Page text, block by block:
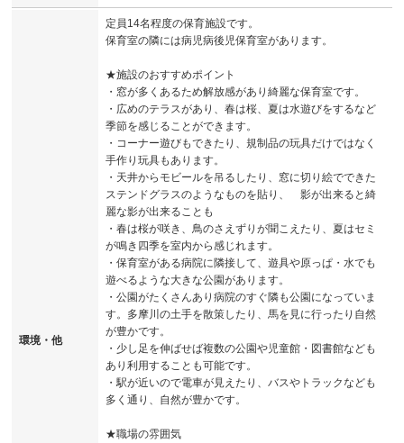
環境・他
定員14名程度の保育施設です。
保育室の隣には病児病後児保育室があります。
★施設のおすすめポイント
・窓が多くあるため解放感があり綺麗な保育室です。
・広めのテラスがあり、春は桜、夏は水遊びをするなど
季節を感じることができます。
・コーナー遊びもできたり、規制品の玩具だけではなく
手作り玩具もあります。
・天井からモビールを吊るしたり、窓に切り絵でできた
ステンドグラスのようなものを貼り、 影が出来ると綺
麗な影が出来ることも
・春は桜が咲き、鳥のさえずりが聞こえたり、夏はセミ
が鳴き四季を室内から感じれます。
・保育室がある病院に隣接して、遊具や原っぱ・水でも
遊べるような大きな公園があります。
・公園がたくさんあり病院のすぐ隣も公園になっていま
す。多摩川の土手を散策したり、馬を見に行ったり自然
が豊かです。
・少し足を伸ばせば複数の公園や児童館・図書館なども
あり利用することも可能です。
・駅が近いので電車が見えたり、バスやトラックなども
多く通り、自然が豊かです。
★職場の雰囲気